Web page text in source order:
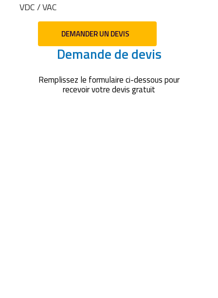
VDC / VAC
DEMANDER UN DEVIS
Demande de devis
Remplissez le formulaire ci-dessous pour
recevoir votre devis gratuit